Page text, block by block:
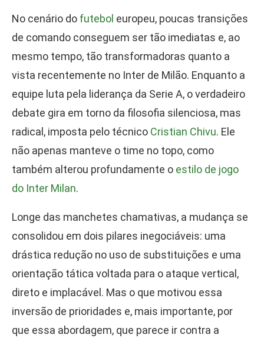
No cenário do futebol europeu, poucas transições
de comando conseguem ser tão imediatas e, ao
mesmo tempo, tão transformadoras quanto a
vista recentemente no Inter de Milão. Enquanto a
equipe luta pela liderança da Serie A, o verdadeiro
debate gira em torno da filosofia silenciosa, mas
radical, imposta pelo técnico Cristian Chivu. Ele
não apenas manteve o time no topo, como
também alterou profundamente o estilo de jogo
do Inter Milan.
Longe das manchetes chamativas, a mudança se
consolidou em dois pilares inegociáveis: uma
drástica redução no uso de substituições e uma
orientação tática voltada para o ataque vertical,
direto e implacável. Mas o que motivou essa
inversão de prioridades e, mais importante, por
que essa abordagem, que parece ir contra a